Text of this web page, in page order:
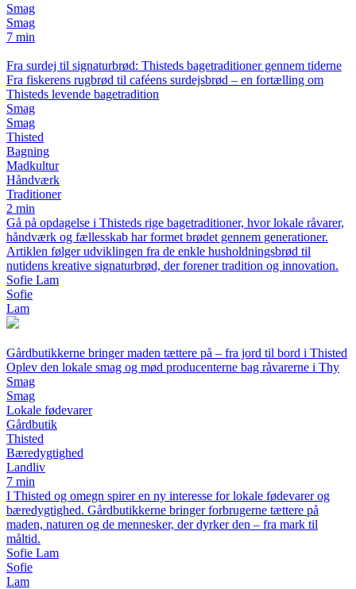
Smag
Smag
7 min
Fra surdej til signaturbrød: Thisteds bagetraditioner gennem tiderne
Fra fiskerens rugbrød til caféens surdejsbrød – en fortælling om
Thisteds levende bagetradition
Smag
Smag
Thisted
Bagning
Madkultur
Håndværk
Traditioner
2 min
Gå på opdagelse i Thisteds rige bagetraditioner, hvor lokale råvarer,
håndværk og fællesskab har formet brødet gennem generationer.
Artiklen følger udviklingen fra de enkle husholdningsbrød til
nutidens kreative signaturbrød, der forener tradition og innovation.
Sofie Lam
Sofie
Lam
Gårdbutikkerne bringer maden tættere på – fra jord til bord i Thisted
Oplev den lokale smag og mød producenterne bag råvarerne i Thy
Smag
Smag
Lokale fødevarer
Gårdbutik
Thisted
Bæredygtighed
Landliv
7 min
I Thisted og omegn spirer en ny interesse for lokale fødevarer og
bæredygtighed. Gårdbutikkerne bringer forbrugerne tættere på
maden, naturen og de mennesker, der dyrker den – fra mark til
måltid.
Sofie Lam
Sofie
Lam